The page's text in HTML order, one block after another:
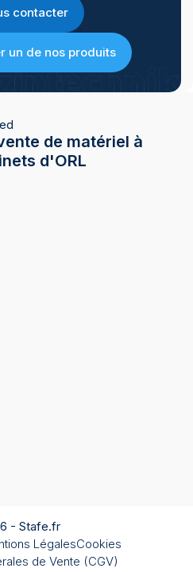
contacter
un de nos produits
de matériel à
d'ORL
- Stafe.fr
LégalesCookies
de Vente (CGV)